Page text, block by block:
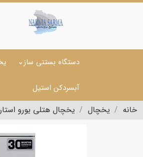
دستگاه بستنی ساز
آبسردکن استیل
خانه یخچال یخچال هتلی یورو استار